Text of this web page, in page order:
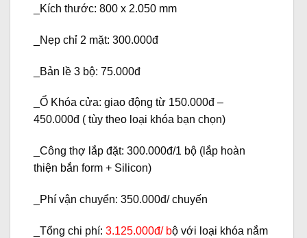
_Kích thước: 800 x 2.050 mm
Nẹp chỉ 2 mặt: 300.000đ
Bản lề 3 bộ: 75.000đ
_Ổ Khóa cửa: giao động từ 150.000đ –
450.000đ ( tùy theo loại khóa bạn chọn)
Công thợ lắp đặt: 300.000đ/1 bộ (lắp hoàn
thiện bắn form + Silicon)
Phí vận chuyển: 350.000đ/ chuyến
Tổng chi phí: 3.125.000đ/ bộ với loại khóa nắm